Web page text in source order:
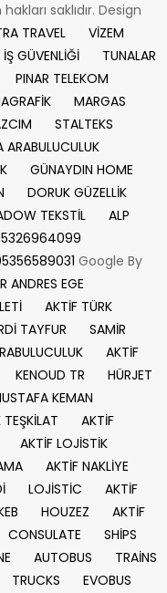
saklıdır. Design
TRAVEL
VİZEM
İŞ GÜVENLİĞİ
TUNALAR
PINAR TELEKOM
MARGAS
STALTEKS
ARABULUCULUK
GÜNAYDIN HOME
DORUK GÜZELLİK
TEKSTİL
ALP
Google By
ANDRES EGE
AKTİF TÜRK
TAYFUR
SAMİR
AKTİF
KENOUD TR
HÜRJET
KEMAN
TEŞKİLAT
AKTİF
AKTİF LOJİSTİK
AKTİF NAKLİYE
LOJİSTİC
AKTİF
HOUZEZ
AKTİF
CONSULATE
SHİPS
AUTOBUS
TRAİNS
TRUCKS
EVOBUS